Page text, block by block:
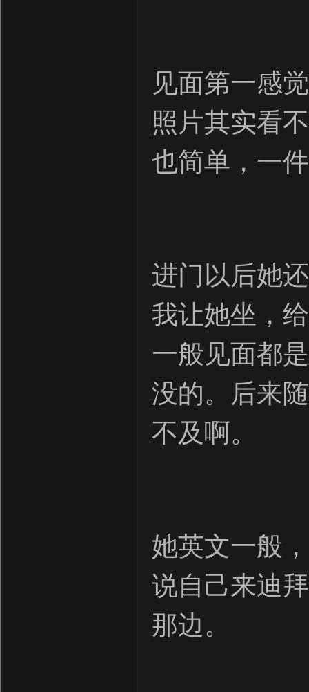
见面第一感
照片其实看
也简单，一
进门以后她
我让她坐，
一般见面都
没的。后来
不及啊。
她英文一般
说自己来迪
那边。